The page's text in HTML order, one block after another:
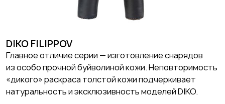
DIKO FILIPPOV
Главное отличие серии — изготовление снарядов
из особо прочной буйволиной кожи. Неповторимость
«дикого» раскраса толстой кожи подчеркивает
натуральность и эксклюзивность моделей DIKO.